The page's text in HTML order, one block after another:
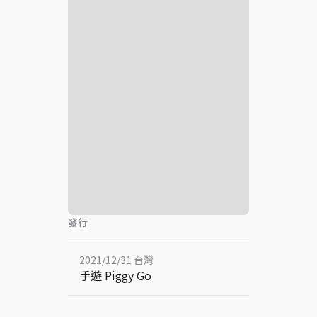
發行
2021/12/31 台灣
手遊 Piggy Go